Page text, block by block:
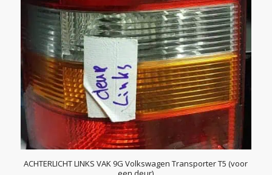
ACHTERLICHT LINKS VAK 9G Volkswagen Transporter T5 (voor